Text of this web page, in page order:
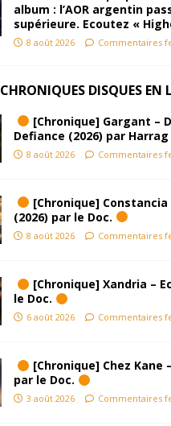
album : l’AOR argentin
supérieure. Ecoutez «
8 août 2026 Commentaires
CHRONIQUES DISQUES EN
[Chronique] Gargant –
Defiance (2026) par
8 août 2026 Commentaires
[Chronique]
(2026) par le Doc.
8 août 2026 Commentaires
[Chronique] Xandria –
le Doc.
6 août 2026 Commentaires
[Chronique] Chez Kane
par le Doc.
3 août 2026 Commentaires